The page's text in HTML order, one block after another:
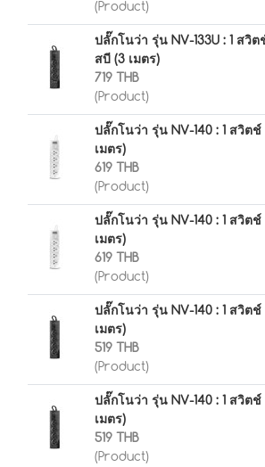
(Product)
ปลั๊กโนว่า รุ่น NV-133U : 1 สวิต
สบี (3 เมตร)
719 THB
(Product)
ปลั๊กโนว่า รุ่น NV-140 : 1 สวิตช์
เมตร)
619 THB
(Product)
ปลั๊กโนว่า รุ่น NV-140 : 1 สวิตช์
เมตร)
619 THB
(Product)
ปลั๊กโนว่า รุ่น NV-140 : 1 สวิตช์
เมตร)
519 THB
(Product)
ปลั๊กโนว่า รุ่น NV-140 : 1 สวิตช์
เมตร)
519 THB
(Product)